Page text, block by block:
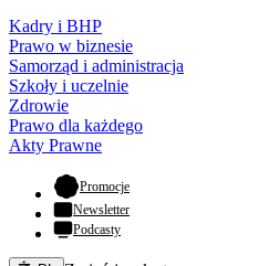
Kadry i BHP
Prawo w biznesie
Samorząd i administracja
Szkoły i uczelnie
Zdrowie
Prawo dla każdego
Akty Prawne
Promocje- otwiera się w nowej karcie
Newsletter
Podcasty